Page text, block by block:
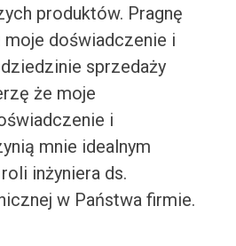
produktów. Pragnę
moje doświadczenie i
sprzedaży
że moje
i
mnie idealnym
inżyniera ds.
w Państwa firmie.